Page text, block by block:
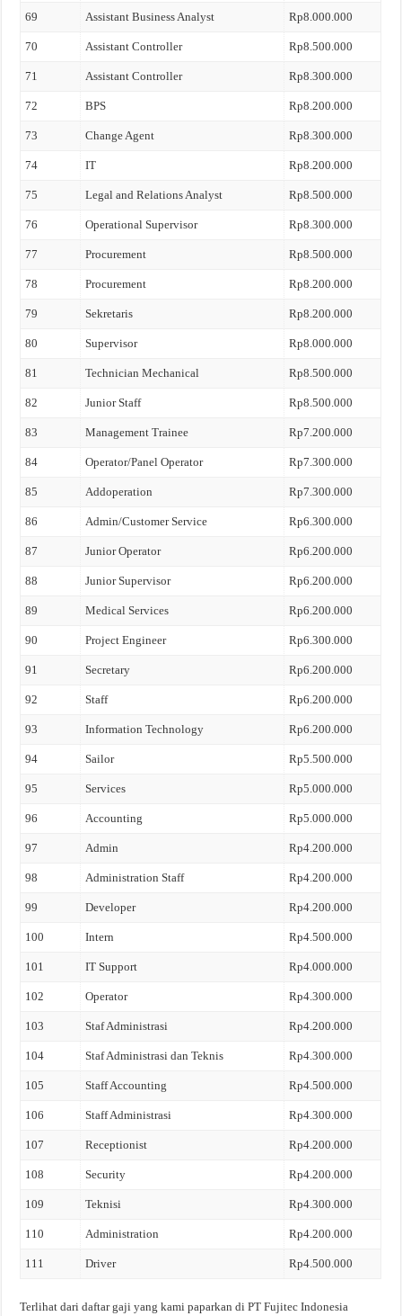
69 Assistant Business Analyst Rp8.000.000
70 Assistant Controller Rp8.500.000
71 Assistant Controller Rp8.300.000
72 BPS Rp8.200.000
73 Change Agent Rp8.300.000
74 IT Rp8.200.000
75 Legal and Relations Analyst Rp8.500.000
76 Operational Supervisor Rp8.300.000
77 Procurement Rp8.500.000
78 Procurement Rp8.200.000
79 Sekretaris Rp8.200.000
80 Supervisor Rp8.000.000
81 Technician Mechanical Rp8.500.000
82 Junior Staff Rp8.500.000
83 Management Trainee Rp7.200.000
84 Operator/Panel Operator Rp7.300.000
85 Addoperation Rp7.300.000
86 Admin/Customer Service Rp6.300.000
87 Junior Operator Rp6.200.000
88 Junior Supervisor Rp6.200.000
89 Medical Services Rp6.200.000
90 Project Engineer Rp6.300.000
91 Secretary Rp6.200.000
92 Staff Rp6.200.000
93 Information Technology Rp6.200.000
94 Sailor Rp5.500.000
95 Services Rp5.000.000
96 Accounting Rp5.000.000
97 Admin Rp4.200.000
98 Administration Staff Rp4.200.000
99 Developer Rp4.200.000
100 Intern Rp4.500.000
101 IT Support Rp4.000.000
102 Operator Rp4.300.000
103 Staf Administrasi Rp4.200.000
104 Staf Administrasi dan Teknis Rp4.300.000
105 Staff Accounting Rp4.500.000
106 Staff Administrasi Rp4.300.000
107 Receptionist Rp4.200.000
108 Security Rp4.200.000
109 Teknisi Rp4.300.000
110 Administration Rp4.200.000
111 Driver Rp4.500.000
Terlihat dari daftar gaji yang kami paparkan di PT Fujitec Indonesia